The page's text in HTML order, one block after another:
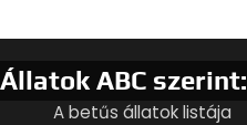
Állatok ABC szerint:
A betűs állatok listája